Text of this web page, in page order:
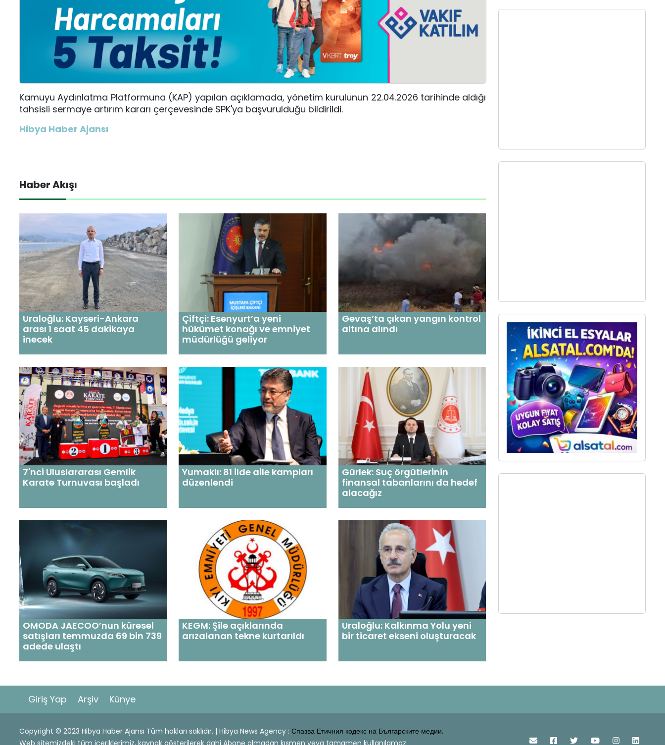
Kamuyu Aydınlatma Platformuna (KAP) yapılan açıklamada, yönetim kurulunun 22.04.2026 tarihinde aldığı
tahsisli sermaye artırım kararı çerçevesinde SPK'ya başvurulduğu bildirildi.
Hibya Haber Ajansı
Haber Akışı
Uraloğlu: Kayseri-Ankara
arası 1 saat 45 dakikaya
inecek
Çiftçi: Esenyurt’a yeni
hükümet konağı ve emniyet
müdürlüğü geliyor
Gevaş’ta çıkan yangın kontrol
altına alındı
7'nci Uluslararası Gemlik
Karate Turnuvası başladı
Yumaklı: 81 ilde aile kampları
düzenlendi
Gürlek: Suç örgütlerinin
finansal tabanlarını da hedef
alacağız
OMODA JAECOO’nun küresel
satışları temmuzda 69 bin 739
adede ulaştı
KEGM: Şile açıklarında
arızalanan tekne kurtarıldı
Uraloğlu: Kalkınma Yolu yeni
bir ticaret ekseni oluşturacak
Giriş Yap Arşiv Künye
Copyright © 2023 Hibya Haber Ajansı Tüm hakları saklıdır. | Hibya News Agency : Спазва Етичния кодекс на Българските медии.
Web sitemizdeki tüm içeriklerimiz, kaynak gösterilerek dahi Abone olmadan kısmen veya tamamen kullanılamaz.